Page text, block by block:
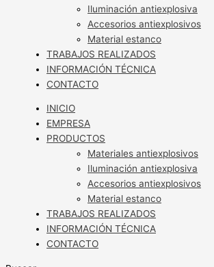
Iluminación antiexplosiva
Accesorios antiexplosivos
Material estanco
TRABAJOS REALIZADOS
INFORMACIÓN TÉCNICA
CONTACTO
INICIO
EMPRESA
PRODUCTOS
Materiales antiexplosivos
Iluminación antiexplosiva
Accesorios antiexplosivos
Material estanco
TRABAJOS REALIZADOS
INFORMACIÓN TÉCNICA
CONTACTO